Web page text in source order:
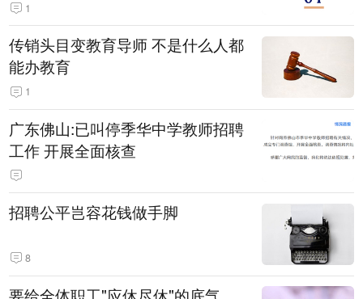
1
传销头目变教育导师 不是什么人都
能办教育
1
广东佛山:已叫停季华中学教师招聘
工作 开展全面核查
招聘公平岂容花钱做手脚
8